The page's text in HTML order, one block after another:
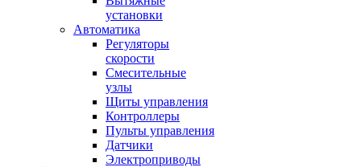
установки
Автоматика
Регуляторы
скорости
Смесительные
узлы
Щиты управления
Контроллеры
Пульты управления
Датчики
Электроприводы